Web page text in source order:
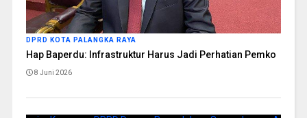
DPRD KOTA PALANGKA RAYA
Hap Baperdu: Infrastruktur Harus Jadi Perhatian Pemko
8 Juni 2026